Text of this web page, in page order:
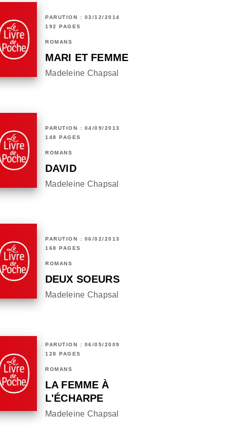
PARUTION : 03/12/2014
192 PAGES
ROMANS
MARI ET FEMME
Madeleine Chapsal
PARUTION : 04/09/2013
148 PAGES
ROMANS
DAVID
Madeleine Chapsal
PARUTION : 06/02/2013
168 PAGES
ROMANS
DEUX SOEURS
Madeleine Chapsal
PARUTION : 06/05/2009
128 PAGES
ROMANS
LA FEMME À
L'ÉCHARPE
Madeleine Chapsal